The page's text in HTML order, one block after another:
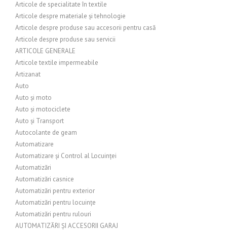
Articole de specialitate în textile
Articole despre materiale și tehnologie
Articole despre produse sau accesorii pentru casă
Articole despre produse sau servicii
ARTICOLE GENERALE
Articole textile impermeabile
Artizanat
Auto
Auto și moto
Auto și motociclete
Auto și Transport
Autocolante de geam
Automatizare
Automatizare și Control al Locuinței
Automatizări
Automatizări casnice
Automatizări pentru exterior
Automatizări pentru locuințe
Automatizări pentru rulouri
AUTOMATIZĂRI ȘI ACCESORII GARAJ